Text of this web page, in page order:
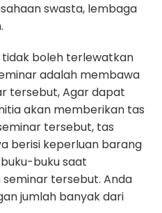
swasta, lembaga
tidak boleh terlewatkan
adalah membawa
tersebut, Agar dapat
akan memberikan tas
tersebut, tas
berisi keperluan barang
buku saat
tersebut. Anda
jumlah banyak dari